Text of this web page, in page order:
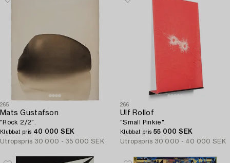
265
Mats Gustafson
"Rock 2/2".
Klubbat pris 40 000 SEK
Utropspris 30 000 - 35 000 SEK
266
Ulf Rollof
"Small Pinkie".
Klubbat pris 55 000 SEK
Utropspris 30 000 - 40 000 SEK